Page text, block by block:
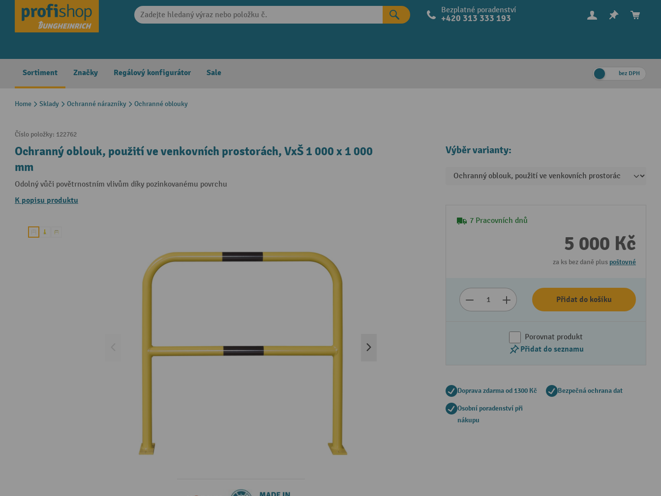
Skip to main navigation Bezplatné poradenství
+420 313 333 193
Sortiment Značky Regálový konfigurátor Sale bez DPH
Home Sklady Ochranné nárazníky Ochranné oblouky
Číslo položky: 122762
Ochranný oblouk, použití ve venkovních prostorách, VxŠ 1 000 x 1 000
mm
Odolný vůči povětrnostním vlivům díky pozinkovanému povrchu
K popisu produktu
Výběr varianty:
7 Pracovních dnů
5 000 Kč
za ks bez daně plus poštovné
Přidat do košíku
Porovnat produkt
Přidat do seznamu
Doprava zdarma od 1300 Kč Bezpečná ochrana dat
Osobní poradenství při
nákupu